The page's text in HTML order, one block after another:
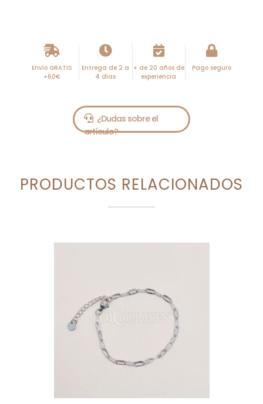
Envío GRATIS
+60€
Entrega de 2 a
4 días
+ de 20 años de
experiencia
Pago seguro
PRODUCTOS RELACIONADOS